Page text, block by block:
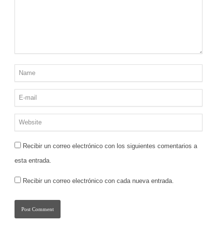
Recibir un correo electrónico con los siguientes comentarios a
esta entrada.
Recibir un correo electrónico con cada nueva entrada.